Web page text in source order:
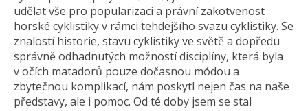
udělat vše pro popularizaci a právní zakotvenost
horské cyklistiky v rámci tehdejšího svazu cyklistiky. Se
znalostí historie, stavu cyklistiky ve světě a dopředu
správně odhadnutých možností disciplíny, která byla
v očích matadorů pouze dočasnou módou a
zbytečnou komplikací, nám poskytl nejen čas na naše
představy, ale i pomoc. Od té doby jsem se stal